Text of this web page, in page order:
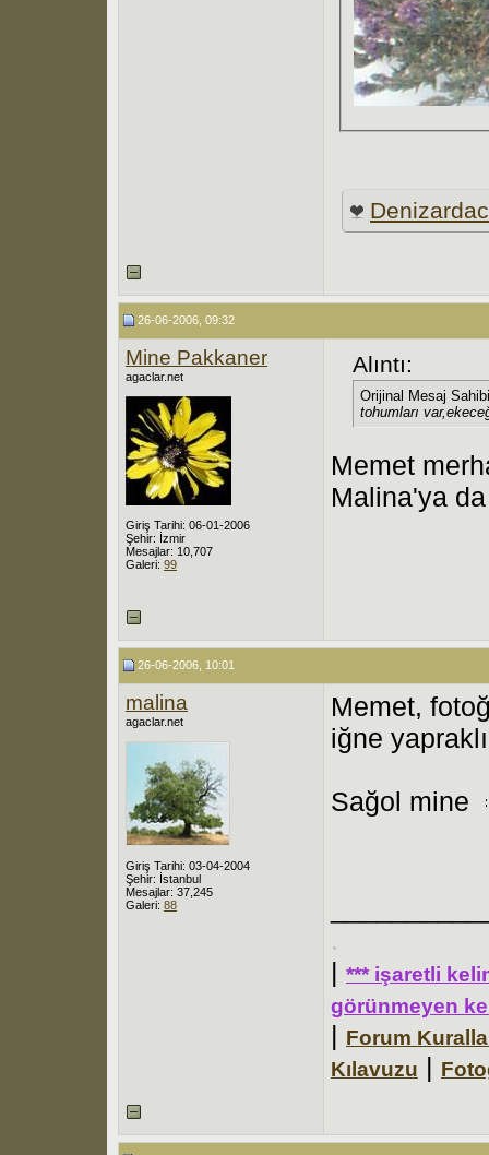
26-06-2006, 09:32
Mine Pakkaner
agaclar.net
Giriş Tarihi: 06-01-2006
Şehir: İzmir
Mesajlar: 10,707
Galeri: 99
Alıntı:
Orijinal Mesaj
tohumları
Memet
Malina'ya
26-06-2006, 10:01
malina
agaclar.net
Giriş Tarihi: 03-04-2004
Şehir: İstanbul
Mesajlar: 37,245
Galeri: 88
Memet,
iğne
Sağol mine
.
| *** işaretli
görünmeyen
| Forum
Kılavuzu |